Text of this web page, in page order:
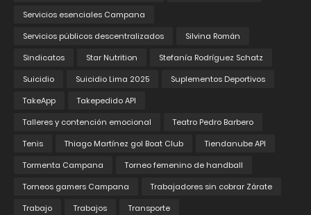
Servicios esenciales Campana
Servicios públicos descentralizados
Silvina Román
Sindicatos
Star Nutrition
Stefanía Rodríguez Schatz
Suicidio
Suicidio Lima 2025
Suplementos Deportivos
TakeApp
Takepedido API
Talleres y contención emocional
Teatro Pedro Barbero
Tenis
Thiago Martínez gol Boat Club
Tiendanube API
Tormenta Campana
Torneo femenino de handball
Torneos gamers Campana
Trabajadores sin cobrar Zárate
Trabajo
Trabajos
Transporte